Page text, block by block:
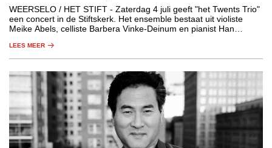
WEERSELO / HET STIFT - Zaterdag 4 juli geeft "het Twents Trio"
een concert in de Stiftskerk. Het ensemble bestaat uit violiste
Meike Abels, celliste Barbera Vinke-Deinum en pianist Han
LEES MEER